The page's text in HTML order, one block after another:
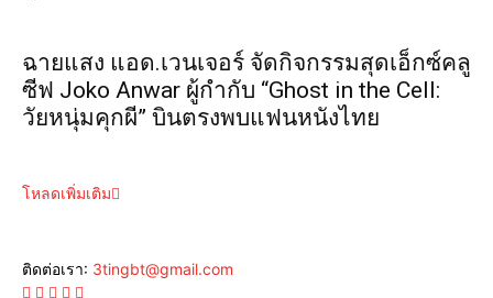
ฉายแสง แอด.เวนเจอร์ จัดกิจกรรมสุดเอ็กซ์คลู
ซีฟ Joko Anwar ผู้กำกับ “Ghost in the Cell:
วัยหนุ่มคุกผี” บินตรงพบแฟนหนังไทย
โหลดเพิ่มเติม
ติดต่อเรา: 3tingbt@gmail.com